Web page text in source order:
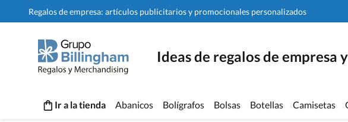
Regalos de empresa: artículos publicitarios y promocionales personalizados
Ideas de regalos de empresa
Ir a la tienda Abanicos Bolígrafos Bolsas Botellas Camisetas